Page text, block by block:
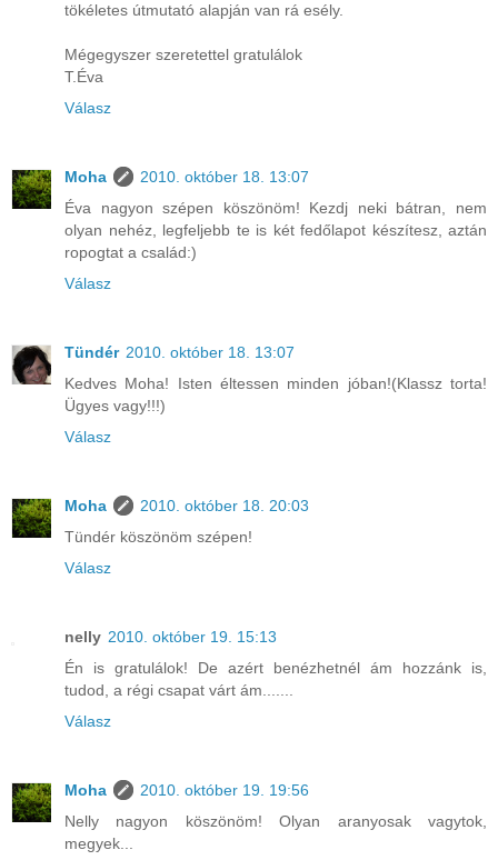
tökéletes útmutató alapján van rá esély.
Mégegyszer szeretettel gratulálok
T.Éva
Válasz
Moha
2010. október 18. 13:07
Éva nagyon szépen köszönöm! Kezdj neki bátran, nem
olyan nehéz, legfeljebb te is két fedőlapot készítesz, aztán
ropogtat a család:)
Válasz
Tündér 2010. október 18. 13:07
Kedves Moha! Isten éltessen minden jóban!(Klassz torta!
Ügyes vagy!!!)
Válasz
Moha
2010. október 18. 20:03
Tündér köszönöm szépen!
Válasz
nelly 2010. október 19. 15:13
Én is gratulálok! De azért benézhetnél ám hozzánk is,
tudod, a régi csapat várt ám.......
Válasz
Moha
2010. október 19. 19:56
Nelly nagyon köszönöm! Olyan aranyosak vagytok,
megyek...